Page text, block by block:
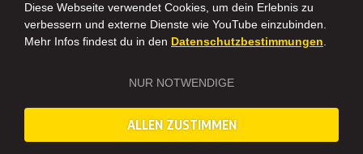
Diese Webseite verwendet Cookies, um dein Erlebnis zu
verbessern und externe Dienste wie YouTube einzubinden.
Mehr Infos findest du in den Datenschutzbestimmungen.
NUR NOTWENDIGE
ALLEN ZUSTIMMEN